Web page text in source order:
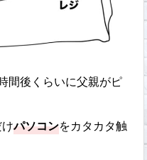
間後くらいに父親がピ
パソコンをカタカタ触